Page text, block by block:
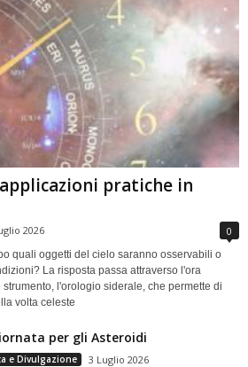
pratiche in
2026 0
quali oggetti del cielo saranno osservabili o
La risposta passa attraverso l'ora
l'orologio siderale, che permette di
volta celeste
per gli Asteroidi
e Divulgazione 3 Luglio 2026